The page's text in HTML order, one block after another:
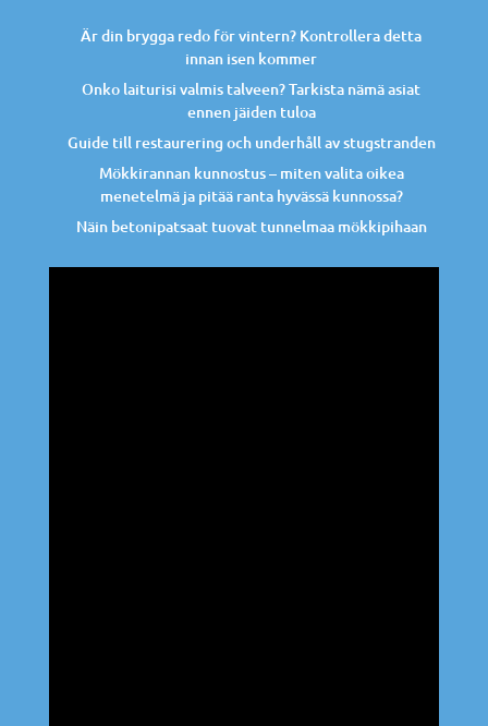
Är din brygga redo för vintern? Kontrollera detta
innan isen kommer
Onko laiturisi valmis talveen? Tarkista nämä asiat
ennen jäiden tuloa
Guide till restaurering och underhåll av stugstranden
Mökkirannan kunnostus – miten valita oikea
menetelmä ja pitää ranta hyvässä kunnossa?
Näin betonipatsaat tuovat tunnelmaa mökkipihaan